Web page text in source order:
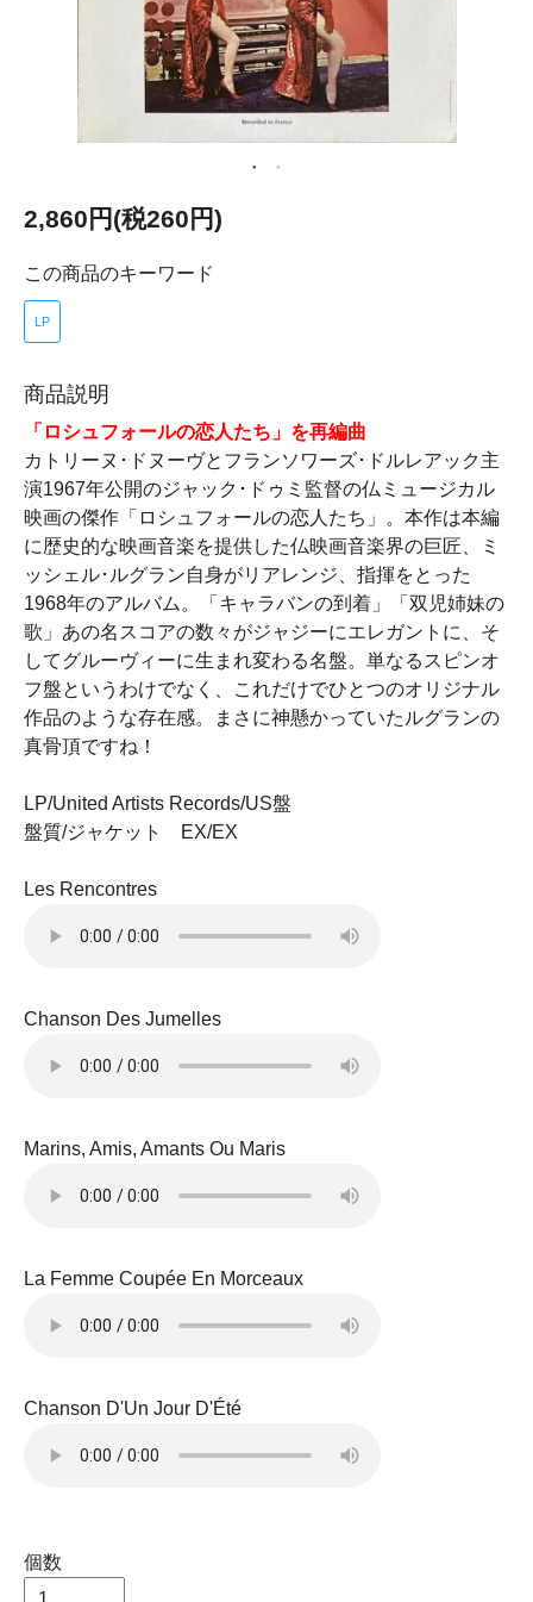
2,860円(税260円)
この商品のキーワード
LP
商品説明
「ロシュフォールの恋人たち」を再編曲
カトリーヌ･ドヌーヴとフランソワーズ･ドルレアック主
演1967年公開のジャック･ドゥミ監督の仏ミュージカル
映画の傑作「ロシュフォールの恋人たち」。本作は本編
に歴史的な映画音楽を提供した仏映画音楽界の巨匠、ミ
ッシェル･ルグラン自身がリアレンジ、指揮をとった
1968年のアルバム。「キャラバンの到着」「双児姉妹の
歌」あの名スコアの数々がジャジーにエレガントに、そ
してグルーヴィーに生まれ変わる名盤。単なるスピンオ
フ盤というわけでなく、これだけでひとつのオリジナル
作品のような存在感。まさに神懸かっていたルグランの
真骨頂ですね！
LP/United Artists Records/US盤
盤質/ジャケット EX/EX
Les Rencontres
Chanson Des Jumelles
Marins, Amis, Amants Ou Maris
La Femme Coupée En Morceaux
Chanson D'Un Jour D'Été
個数